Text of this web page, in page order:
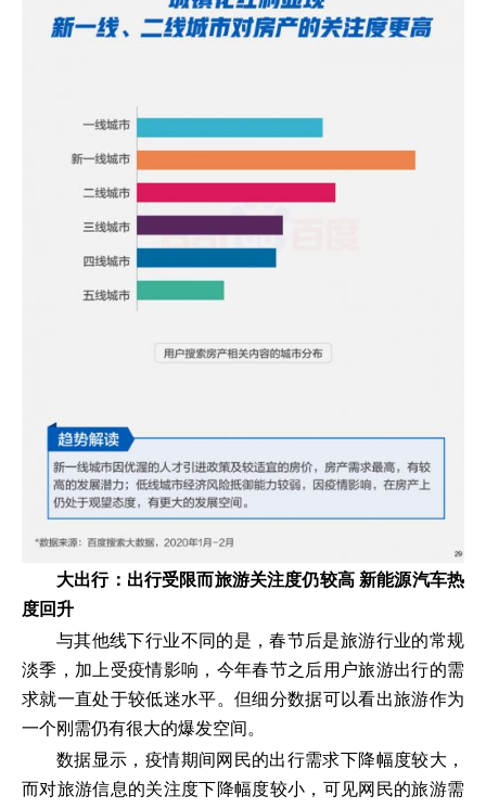
大出行：出行受限而旅游关注度仍较高 新能源汽车热
度回升
与其他线下行业不同的是，春节后是旅游行业的常规
淡季，加上受疫情影响，今年春节之后用户旅游出行的需
求就一直处于较低迷水平。但细分数据可以看出旅游作为
一个刚需仍有很大的爆发空间。
数据显示，疫情期间网民的出行需求下降幅度较大，
而对旅游信息的关注度下降幅度较小，可见网民的旅游需